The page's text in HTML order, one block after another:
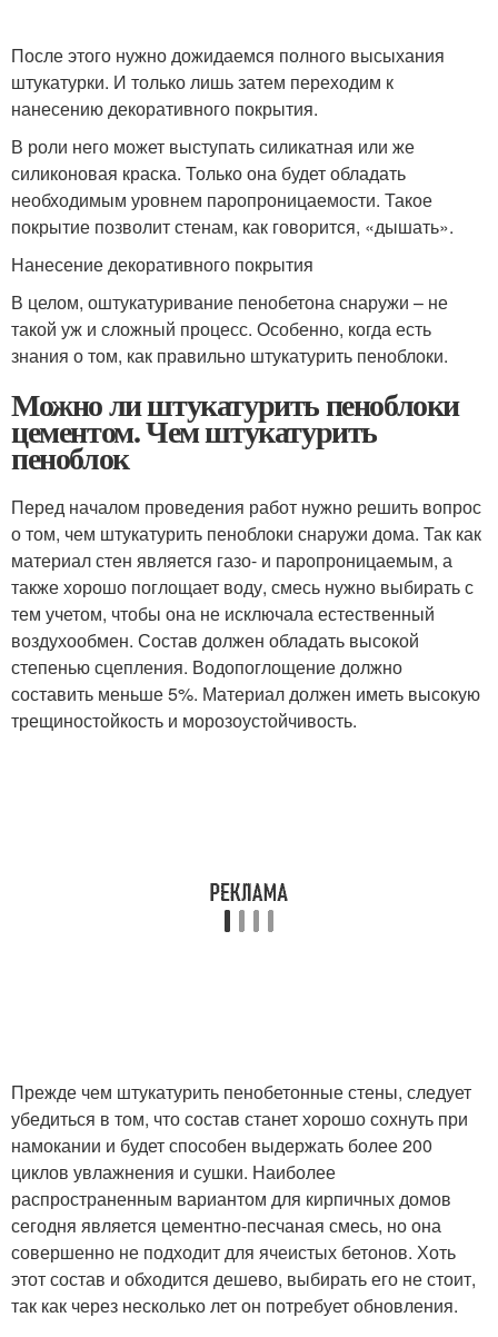
После этого нужно дожидаемся полного высыхания
штукатурки. И только лишь затем переходим к
нанесению декоративного покрытия.
В роли него может выступать силикатная или же
силиконовая краска. Только она будет обладать
необходимым уровнем паропроницаемости. Такое
покрытие позволит стенам, как говорится, «дышать».
Нанесение декоративного покрытия
В целом, оштукатуривание пенобетона снаружи – не
такой уж и сложный процесс. Особенно, когда есть
знания о том, как правильно штукатурить пеноблоки.
Можно ли штукатурить пеноблоки
цементом. Чем штукатурить
пеноблок
Перед началом проведения работ нужно решить вопрос
о том, чем штукатурить пеноблоки снаружи дома. Так как
материал стен является газо- и паропроницаемым, а
также хорошо поглощает воду, смесь нужно выбирать с
тем учетом, чтобы она не исключала естественный
воздухообмен. Состав должен обладать высокой
степенью сцепления. Водопоглощение должно
составить меньше 5%. Материал должен иметь высокую
трещиностойкость и морозоустойчивость.
Прежде чем штукатурить пенобетонные стены, следует
убедиться в том, что состав станет хорошо сохнуть при
намокании и будет способен выдержать более 200
циклов увлажнения и сушки. Наиболее
распространенным вариантом для кирпичных домов
сегодня является цементно-песчаная смесь, но она
совершенно не подходит для ячеистых бетонов. Хоть
этот состав и обходится дешево, выбирать его не стоит,
так как через несколько лет он потребует обновления.